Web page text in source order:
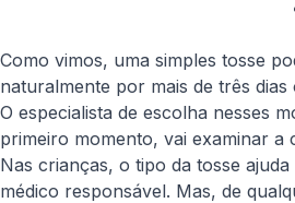
Como vimos, uma simples tosse
naturalmente por mais de três
O especialista de escolha nesses
primeiro momento, vai examinar
Nas crianças, o tipo da tosse
médico responsável. Mas, de